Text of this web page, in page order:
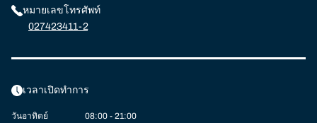
หมายเลขโทรศัพท์
027423411-2
เวลาเปิดทำการ
วันอาทิตย์
08:00 - 21:00